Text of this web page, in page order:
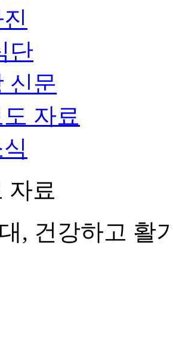
단
신문
자료
자료
, 건강하고 활